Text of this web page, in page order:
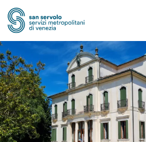
Skip to main content